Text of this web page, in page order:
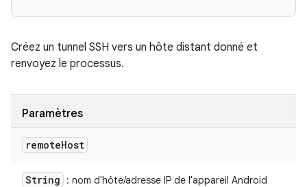
Créez un tunnel SSH vers un hôte distant donné et
renvoyez le processus.
Paramètres
remoteHost
String
: nom d'hôte/adresse IP de l'appareil Android